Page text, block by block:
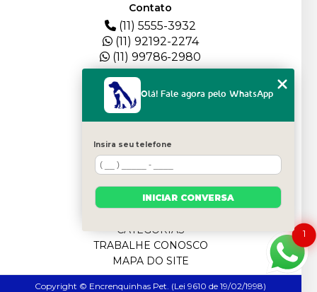
Contato
(11) 5555-3932
(11) 92192-2274
(11) 99786-2980
QUEM SOMOS
BLOG
FILHOTES
CATEGORIAS
TRABALHE CONOSCO
MAPA DO SITE
Copyright © Encrenquinhas Pet. (Lei 9610 de 19/02/1998)
1
Olá! Fale agora pelo WhatsApp
Insira seu telefone
INICIAR CONVERSA